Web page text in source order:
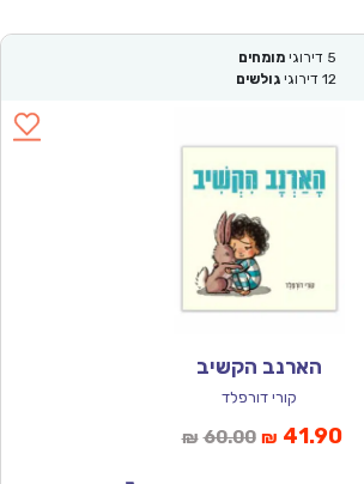
5 דירוגי מומחים
12 דירוגי גולשים
הארנב הקשיב
קורי דורפלד
₪ 60.00המחיר
₪ 41.90